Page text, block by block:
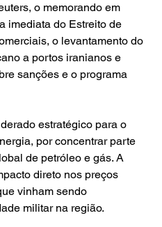
o memorando em
imediata do Estreito de
o levantamento do
a portos iranianos e
sanções e o programa
estratégico para o
por concentrar parte
de petróleo e gás. A
direto nos preços
vinham sendo
militar na região.